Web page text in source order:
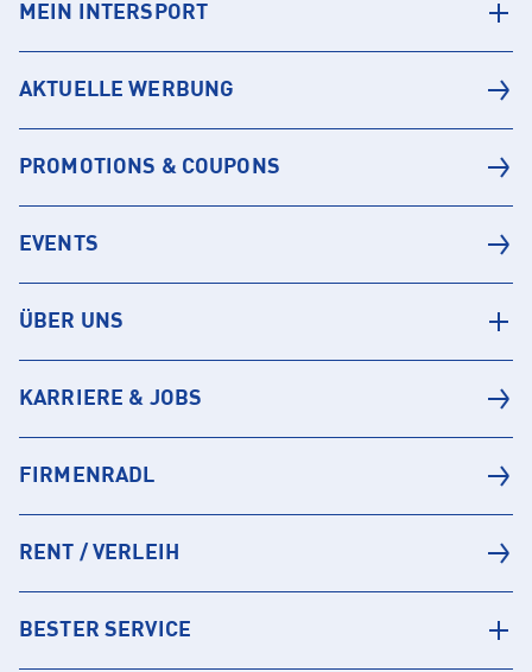
MEIN INTERSPORT
AKTUELLE WERBUNG
PROMOTIONS & COUPONS
EVENTS
ÜBER UNS
KARRIERE & JOBS
FIRMENRADL
RENT / VERLEIH
BESTER SERVICE